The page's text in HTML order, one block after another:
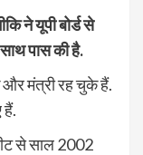
ने यूपी बोर्ड से
पास की है.
और मंत्री रह चुके हैं.
हैं.
से साल 2002